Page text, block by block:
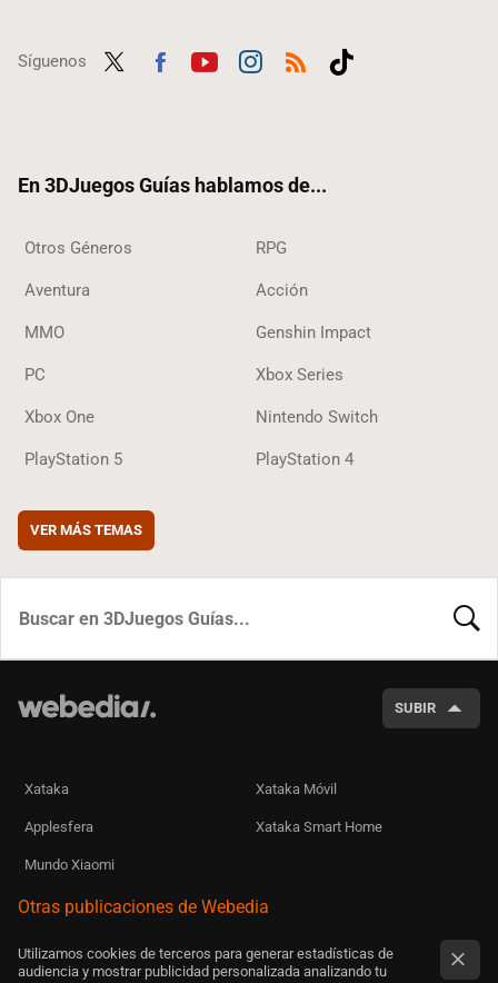
Síguenos
En 3DJuegos Guías hablamos de...
Otros Géneros RPG
Aventura Acción
MMO Genshin Impact
PC Xbox Series
Xbox One Nintendo Switch
PlayStation 5 PlayStation 4
VER MÁS TEMAS
SUBIR
Xataka Xataka Móvil
Applesfera Xataka Smart Home
Mundo Xiaomi
Otras publicaciones de Webedia
Utilizamos cookies de terceros para generar estadísticas de
audiencia y mostrar publicidad personalizada analizando tu